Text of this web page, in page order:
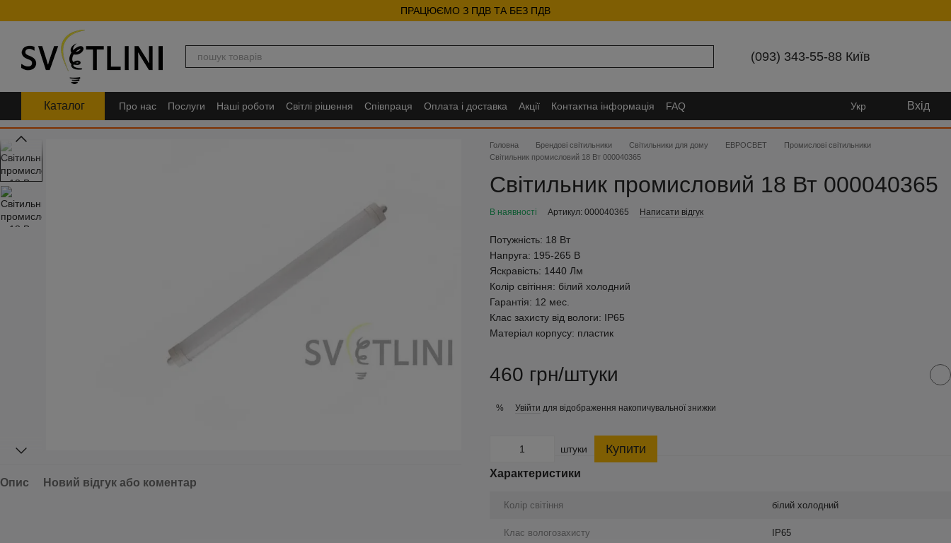
ПРАЦЮЄМО З ПДВ ТА БЕЗ ПДВ
(093) 343-55-88 Київ
Каталог Про нас Послуги Наші роботи Світлі рішення Співпраця Оплата і доставка Акції Контактна інформація FAQ Укр Вхід
Опис Новий відгук або коментар
Головна Брендові світильники Світильники для дому ЕВРОСВЕТ
Промислові світильники
Світильник промисловий 18 Вт 000040365
Світильник промисловий 18 Вт 000040365
В наявності Артикул: 000040365 Написати відгук
Потужність: 18 Вт
Напруга: 195-265 В
Яскравість: 1440 Лм
Колір світіння: білий холодний
Гарантія: 12 мес.
Клас захисту від вологи: IP65
Матеріал корпусу: пластик
460 грн/штуки
% Увійти для відображення накопичувальної знижки
штуки Купити
Характеристики
Колір світіння білий холодний
Клас вологозахисту IP65